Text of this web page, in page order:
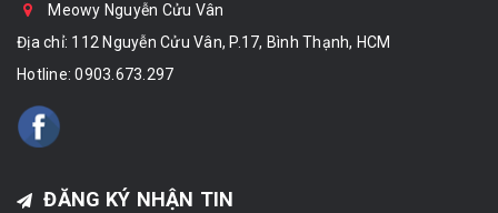
Meowy Nguyễn Cửu Vân
Địa chỉ: 112 Nguyễn Cửu Vân, P.17, Bình Thạnh, HCM
Hotline:0903.673.297
ĐĂNG KÝ NHẬN TIN